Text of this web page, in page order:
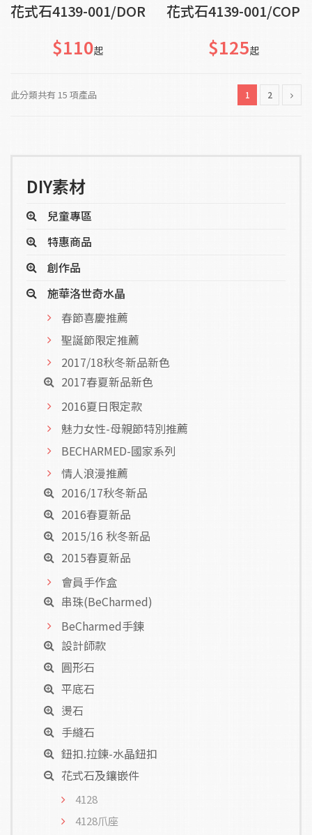
花式石4139-001/DOR
$110起
花式石4139-001/COP
$125起
此分類共有 15 項產品 1 2
DIY素材
兒童專區
特惠商品
創作品
施華洛世奇水晶
春節喜慶推薦
聖誕節限定推薦
2017/18秋冬新品新色
2017春夏新品新色
2016夏日限定款
魅力女性-母親節特別推薦
BECHARMED-國家系列
情人浪漫推薦
2016/17秋冬新品
2016春夏新品
2015/16 秋冬新品
2015春夏新品
會員手作盒
串珠(BeCharmed)
BeCharmed手鍊
設計師款
圓形石
平底石
燙石
手縫石
鈕扣.拉鍊-水晶鈕扣
花式石及鑲嵌件
4128
4128爪座